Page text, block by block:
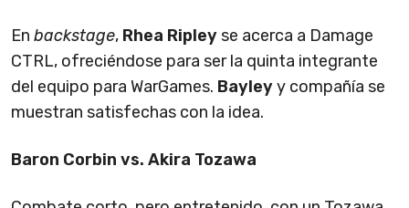
En backstage, Rhea Ripleyse acerca a Damage
CTRL, ofreciéndose para ser la quinta integrante
del equipo para WarGames. Bayleyy compañía se
muestran satisfechas con la idea.
Baron Corbin vs. Akira Tozawa